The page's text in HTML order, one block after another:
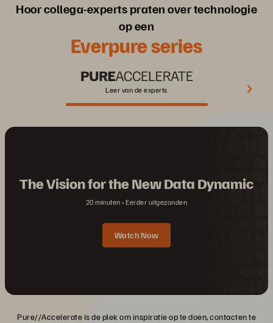
Hoor collega-experts praten over technologie
op een
Everpure series
Leer van de experts
The Vision for the New Data Dynamic
20 minuten Eerder uitgezonden
Watch Now
Pure//Accelerate is de plek om inspiratie op te doen, contacten te